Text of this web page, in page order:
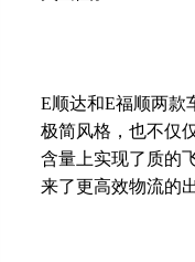
E顺达和E福顺两款
极简风格，也不仅
含量上实现了质的
来了更高效物流的